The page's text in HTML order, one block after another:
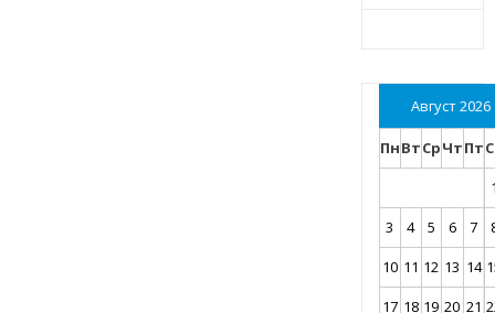
Август 2026
ПнВтСрЧтПт
3
4 5 6 7
10 11 12 13 14
17 18 19 20 21